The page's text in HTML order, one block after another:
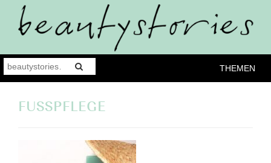
THEMEN
FUSSPFLEGE